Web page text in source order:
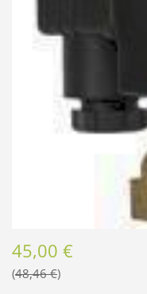
45,00 €
48,46 €